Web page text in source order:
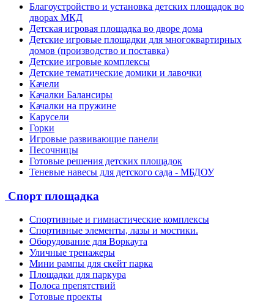
Благоустройство и установка детских площадок во
дворах МКД
Детская игровая площадка во дворе дома
Детские игровые площадки для многоквартирных
домов (производство и поставка)
Детские игровые комплексы
Детские тематические домики и лавочки
Качели
Качалки Балансиры
Качалки на пружине
Карусели
Горки
Игровые развивающие панели
Песочницы
Готовые решения детских площадок
Теневые навесы для детского сада - МБДОУ
Спорт площадка
Спортивные и гимнастические комплексы
Спортивные элементы, лазы и мостики.
Оборудование для Воркаута
Уличные тренажеры
Мини рампы для скейт парка
Площадки для паркура
Полоса препятствий
Готовые проекты